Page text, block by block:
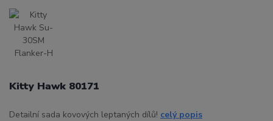
Kitty Hawk 80171
Detailní sada kovových leptaných dílů! celý popis